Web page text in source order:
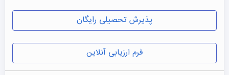
پذیرش تحصیلی رایگان
فرم ارزیابی آنلاین